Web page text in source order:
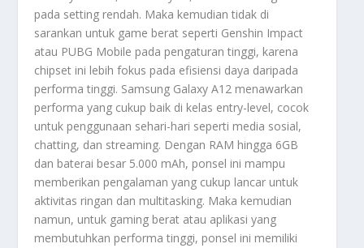
pada setting rendah. Maka kemudian tidak di
sarankan untuk game berat seperti Genshin Impact
atau PUBG Mobile pada pengaturan tinggi, karena
chipset ini lebih fokus pada efisiensi daya daripada
performa tinggi. Samsung Galaxy A12 menawarkan
performa yang cukup baik di kelas entry-level, cocok
untuk penggunaan sehari-hari seperti media sosial,
chatting, dan streaming. Dengan RAM hingga 6GB
dan baterai besar 5.000 mAh, ponsel ini mampu
memberikan pengalaman yang cukup lancar untuk
aktivitas ringan dan multitasking. Maka kemudian
namun, untuk gaming berat atau aplikasi yang
membutuhkan performa tinggi, ponsel ini memiliki